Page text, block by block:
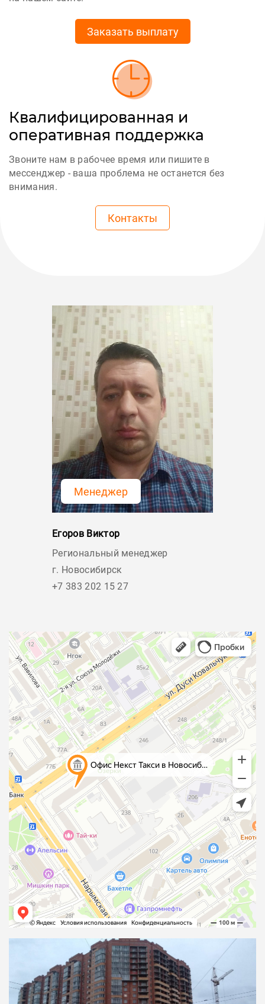
Заказать выплату
Квалифицированная и
оперативная поддержка
Звоните нам в рабочее время или пишите в
мессенджер - ваша проблема не останется без
внимания.
Контакты
Менеджер
Егоров Виктор
Региональный менеджер
г. Новосибирск
+7 383 202 15 27